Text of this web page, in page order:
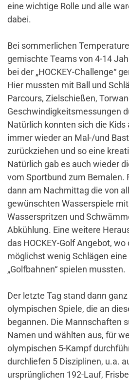
eine wichtige Rolle und alle
dabei.
Bei sommerlichen
gemischte Teams von 4-14
bei der „HOCKEY-Challenge“
Hier mussten mit Ball und
Parcours, Zielschießen,
Geschwindigkeitsmessungen
Natürlich konnten sich die
immer wieder an Mal-/und
zurückziehen und so eine
Natürlich gab es auch wieder
vom Sportbund zum Bemalen.
dann am Nachmittag die von
gewünschten Wasserspiele
Wasserspritzen und
Abkühlung. Eine weitere
das HOCKEY-Golf Angebot,
möglichst wenig Schlägen
„Golfbahnen“ spielen mussten.
Der letzte Tag stand dann
olympischen Spiele, die an
begannen. Die Mannschaften
Namen und wählten aus, für
olympischen 5-Kampf
durchliefen 5 Disziplinen, u.a.
ursprünglichen 192-Lauf,